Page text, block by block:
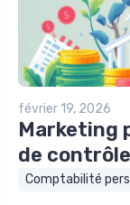
février 19, 2026
Marketing
de
Comptabilité